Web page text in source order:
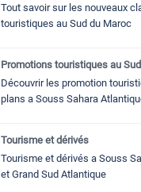
Tout savoir sur les nouveaux
touristiques au Sud du Maroc
Promotions touristiques au
Découvrir les promotion
plans a Souss Sahara
Tourisme et dérivés
Tourisme et dérivés a Souss
et Grand Sud Atlantique